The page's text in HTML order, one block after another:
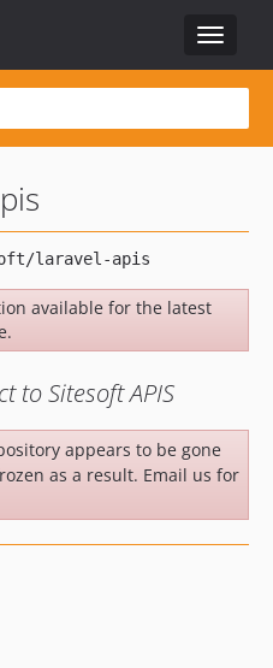
Toggle
available for the latest
to Sitesoft APIS
appears to be gone
as a result. Email us for